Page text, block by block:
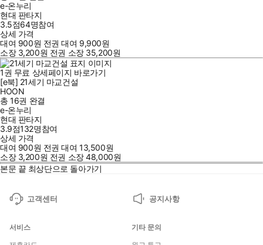
e-온누리
현대 판타지
3.5점64명참여
상세 가격
대여 900원 전권 대여 9,900원
소장 3,200원 전권 소장 35,200원
1권 무료 상세페이지 바로가기
[e북] 21세기 마교건설
HOON
총 16권 완결
e-온누리
현대 판타지
3.9점132명참여
상세 가격
대여 900원 전권 대여13,500원
소장 3,200원 전권 소장48,000원
본문 끝 최상단으로 돌아가기
고객센터 공지사항
서비스
기타 문의